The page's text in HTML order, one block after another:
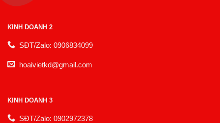
KINH DOANH 2
SĐT/Zalo: 0906834099
hoaivietkd@gmail.com
KINH DOANH 3
SĐT/Zalo: 0902972378